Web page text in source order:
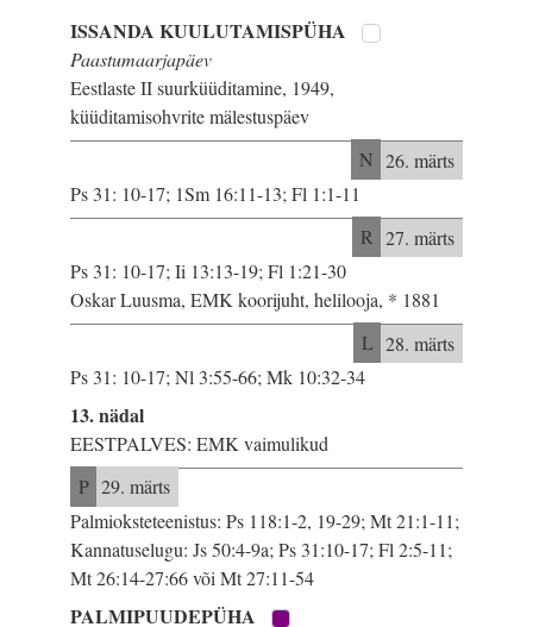
ISSANDA KUULUTAMISPÜHA
Paastumaarjapäev
Eestlaste II suurküüditamine, 1949,
küüditamisohvrite mälestuspäev
N 26. märts
Ps 31: 10-17; 1Sm 16:11-13; Fl 1:1-11
R 27. märts
Ps 31: 10-17; Ii 13:13-19; Fl 1:21-30
Oskar Luusma, EMK koorijuht, helilooja, * 1881
L 28. märts
Ps 31: 10-17; Nl 3:55-66; Mk 10:32-34
13. nädal
EESTPALVES: EMK vaimulikud
P 29. märts
Palmioksteteenistus: Ps 118:1-2, 19-29; Mt 21:1-11;
Kannatuselugu: Js 50:4-9a; Ps 31:10-17; Fl 2:5-11;
Mt 26:14-27:66 või Mt 27:11-54
PALMIPUUDEPÜHA